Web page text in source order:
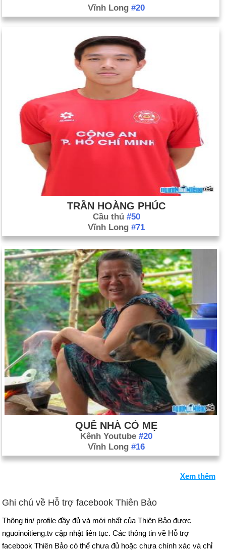
Vĩnh Long #20
TRẦN HOÀNG PHÚC
Cầu thủ #50
Vĩnh Long #71
QUÊ NHÀ CÓ MẸ
Kênh Youtube #20
Vĩnh Long #16
Xem thêm
Ghi chú về Hỗ trợ facebook Thiên Bảo
Thông tin/ profile đầy đủ và mới nhất của Thiên Bảo được
nguoinoitieng.tv cập nhật liên tục. Các thông tin về Hỗ trợ
facebook Thiên Bảo có thể chưa đủ hoặc chưa chính xác và chỉ